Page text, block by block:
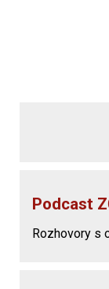
Podcast
Rozhovory s